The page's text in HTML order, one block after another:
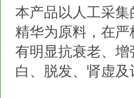
本产品以人工采
精华为原料，在
有明显抗衰老、
白、脱发、肾虚